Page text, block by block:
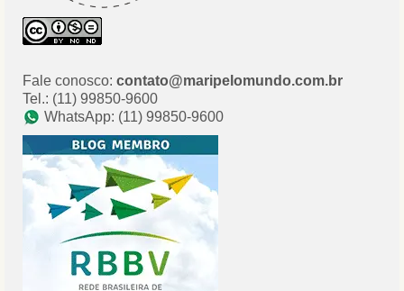
Fale conosco: contato@maripelomundo.com.br
Tel.: (11) 99850-9600
WhatsApp: (11) 99850-9600